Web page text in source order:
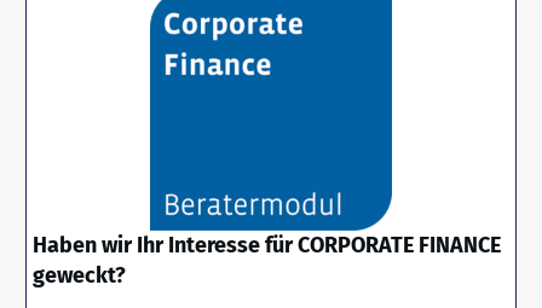
Haben wir Ihr Interesse für CORPORATE FINANCE
geweckt?